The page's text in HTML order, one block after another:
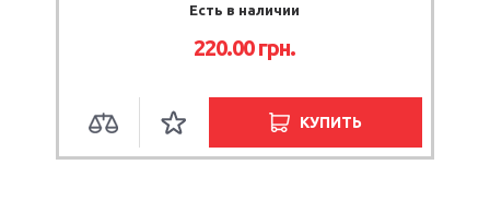
Есть в наличии
220.00грн.
КУПИТЬ